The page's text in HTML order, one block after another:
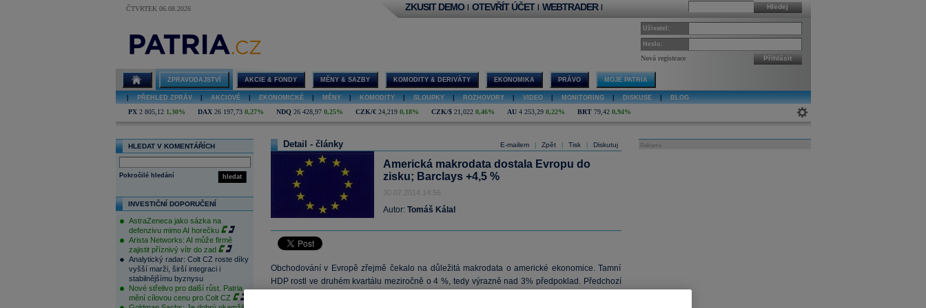
ČTVRTEK 06.08.2026 Hledej
ZKUSIT DEMO | OTEVŘÍT ÚČET | WEBTRADER |
Uživatel:
Heslo:
Nová registrace Přihlásit
ZPRAVODAJSTVÍ AKCIE & FONDY MĚNY & SAZBY KOMODITY & DERIVÁTY EKONOMIKA PRÁVO MOJE PATRIA
PŘEHLED ZPRÁV AKCIOVÉ EKONOMICKÉ MĚNY KOMODITY SLOUPKY ROZHOVORY VIDEO MONITORING DISKUSE BLOG
PX 2 805,12 1,30% DAX 26 197,73 0,27% NDQ 26 428,97 0,25% CZK/€ 24,219 0,18% CZK/$ 21,022 0,46% AU 4 253,29 0,22% BRT 79,42 0,94%
HLEDAT V KOMENTÁŘÍCH
hledat
Pokročilé hledání
INVESTIČNÍ DOPORUČENÍ
AstraZeneca jako sázka na
defenzivu mimo AI horečku
Arista Networks: AI může firmě
zajistit příznivý vítr do zad
Analytický radar: Colt CZ roste díky
vyšší marži, širší integraci i
stabilnějšímu byznysu
Nové střelivo pro další růst. Patria
mění cílovou cenu pro Colt CZ
E-mailem Zpět Tisk Diskutuj
Detail - články
Americká makrodata dostala Evropu do
zisku; Barclays +4,5 %
30.07.2014 14:56
Autor: Tomáš Kálal
Obchodování v Evropě zřejmě čekalo na důležitá makrodata o americké ekonomice. Tamní
HDP rostl ve druhém kvartálu meziročně o 4 %, tedy výrazně nad 3% předpoklad. Předchozí
Reklama